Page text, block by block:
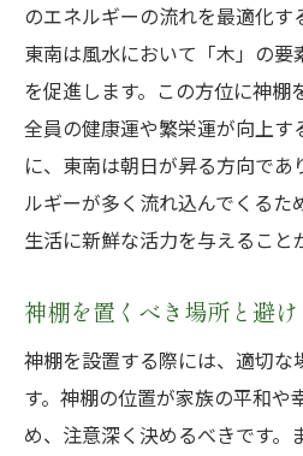
のエネルギーの流れを最適化す
東南は風水において「木」の
を促進します。この方位に神棚
全員の健康運や繁栄運が向上す
に、東南は朝日が昇る方向であ
ルギーが多く流れ込んでくるた
生活に新鮮な活力を与えること
神棚を置くべき場所と避
神棚を設置する際には、適切な
す。神棚の位置が家族の平和や
め、注意深く決めるべきです。